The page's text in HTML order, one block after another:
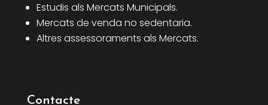
Estudis als Mercats Municipals.
Mercats de venda no sedentaria.
Altres assessoraments als Mercats.
Contacte